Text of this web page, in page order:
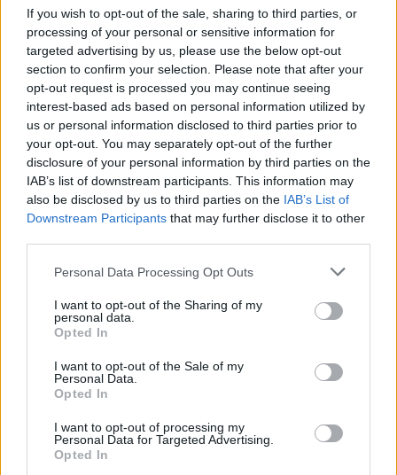
If you wish to opt-out of the sale, sharing to third parties, or
processing of your personal or sensitive information for
targeted advertising by us, please use the below opt-out
section to confirm your selection. Please note that after your
opt-out request is processed you may continue seeing
interest-based ads based on personal information utilized by
us or personal information disclosed to third parties prior to
your opt-out. You may separately opt-out of the further
disclosure of your personal information by third parties on the
IAB’s list of downstream participants. This information may
also be disclosed by us to third parties on the IAB’s List of
Downstream Participants that may further disclose it to other
Personal Data Processing Opt Outs
I want to opt-out of the Sharing of my
personal data.
Opted In
I want to opt-out of the Sale of my
Personal Data.
Opted In
I want to opt-out of processing my
Personal Data for Targeted Advertising.
Opted In
ministri non politici. E Di Maio...
31/08/2019
MINISTRO SOTTO ATTACCO
Salvini, i 5 Stelle godono sul
blog: "Si è fregato da solo"
18/08/2019
BARBA&CAPELLI
Massimiliano Lenzi
23/06/2019
CAOS SUL WEB
accusa
24/02/2019
GRILLINI SPACCATI